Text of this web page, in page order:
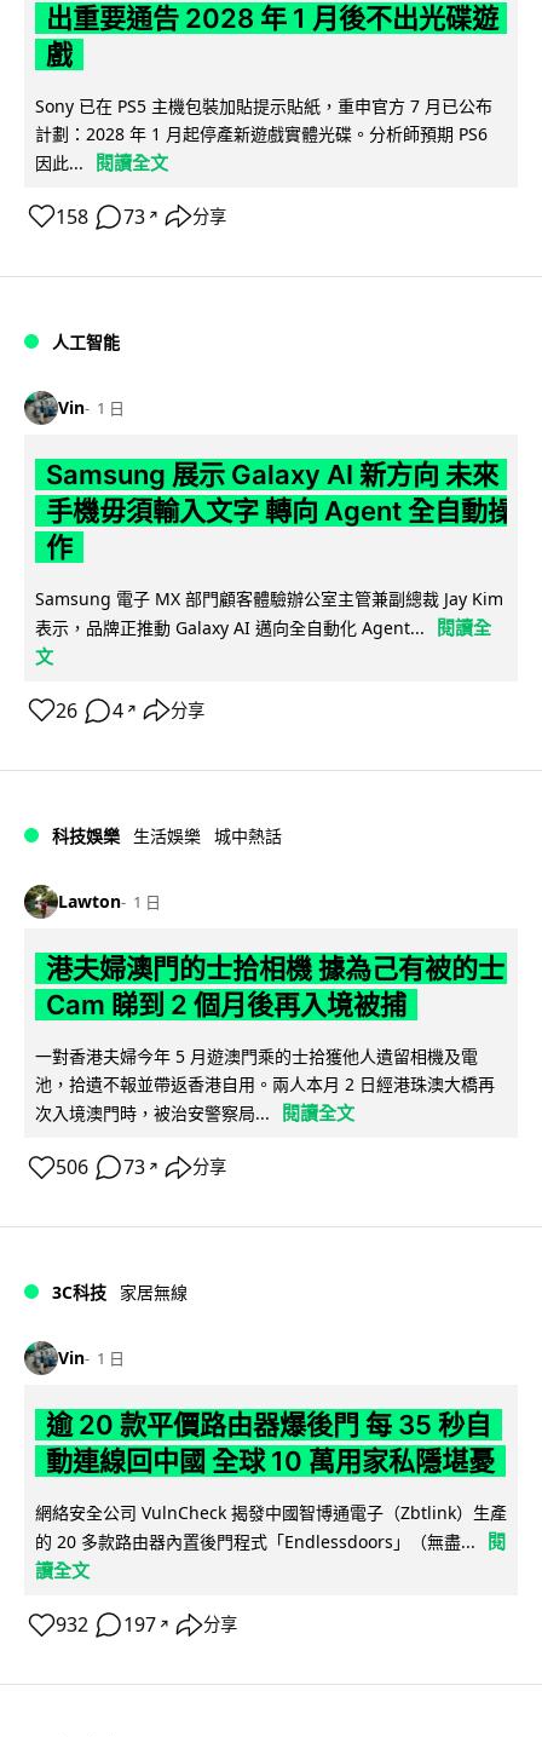
出重要通告 2028 年 1 月後不出光碟遊
戲
Sony 已在 PS5 主機包裝加貼提示貼紙，重申官方 7 月已公布
計劃：2028 年 1 月起停產新遊戲實體光碟。分析師預期 PS6
因此...
閱讀全文
158 73 ↗ 分享
人工智能
Vin 1 日
Samsung 展示 Galaxy AI 新方向 未來
手機毋須輸入文字 轉向 Agent 全自動操
作
Samsung 電子 MX 部門顧客體驗辦公室主管兼副總裁 Jay Kim
表示，品牌正推動 Galaxy AI 邁向全自動化 Agent...
閱讀全
文
26 4 ↗ 分享
科技娛樂 生活娛樂 城中熱話
Lawton 1 日
港夫婦澳門的士拾相機 據為己有被的士
Cam 睇到 2 個月後再入境被捕
一對香港夫婦今年 5 月遊澳門乘的士拾獲他人遺留相機及電
池，拾遺不報並帶返香港自用。兩人本月 2 日經港珠澳大橋再
次入境澳門時，被治安警察局...
閱讀全文
506 73 ↗ 分享
3C科技 家居無線
Vin 1 日
逾 20 款平價路由器爆後門 每 35 秒自
動連線回中國 全球 10 萬用家私隱堪憂
網絡安全公司 VulnCheck 揭發中國智博通電子（Zbtlink）生產
的 20 多款路由器內置後門程式「Endlessdoors」（無盡...
閱
讀全文
932 197 ↗ 分享